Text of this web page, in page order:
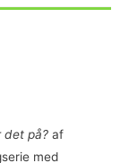
det på? af
med